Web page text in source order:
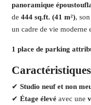
panoramique
de 444 sq.ft. (41 m²),
un cadre de vie moderne
1 place de parking
✔ Studio neuf et non
✔ Étage élevé avec une